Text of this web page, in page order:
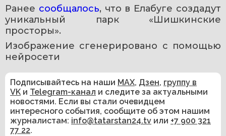
Ранее сообщалось, что в Елабуге создадут
уникальный парк «Шишкинские
просторы».
Изображение сгенерировано с помощью
нейросети
Подписывайтесь на наши MAX, Дзен, группу в
VK и Telegram-канал и следите за актуальными
новостями. Если вы стали очевидцем
интересного события, сообщите об этом нашим
журналистам: info@tatarstan24.tv или +7 900 321
77 22.